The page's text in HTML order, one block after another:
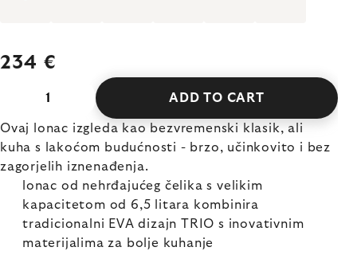
234 €
ADD TO CART
Ovaj lonac izgleda kao bezvremenski klasik, ali
kuha s lakoćom budućnosti - brzo, učinkovito i bez
zagorjelih iznenađenja.
lonac od nehrđajućeg čelika s velikim
kapacitetom od 6,5 litara kombinira
tradicionalni EVA dizajn TRIO s inovativnim
materijalima za bolje kuhanje